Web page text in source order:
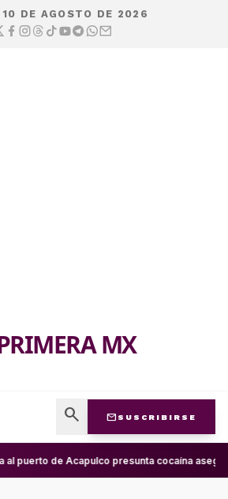
10 DE AGOSTO DE 2026
MX
search mail SUSCRIBIRSE
al puerto de Acapulco presunta cocaína